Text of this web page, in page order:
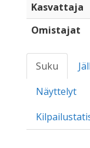
Kasvattaja
Omistajat
Suku
Näyttelyt